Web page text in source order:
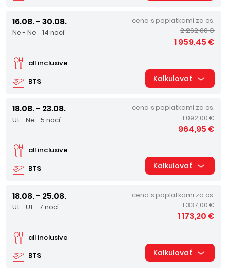
16.08. - 30.08.
Ne - Ne 14 nocí
BTS
all inclusive
cena s poplatkami za os.
2 262,00 €
1 959,45 €
Kalkulovať
18.08. - 23.08.
Ut - Ne 5 nocí
BTS
all inclusive
cena s poplatkami za os.
1 092,00 €
964,95 €
Kalkulovať
18.08. - 25.08.
Ut - Ut 7 nocí
BTS
all inclusive
cena s poplatkami za os.
1 337,00 €
1 173,20 €
Kalkulovať